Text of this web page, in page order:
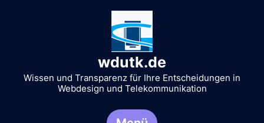
wdutk.de
Wissen und Transparenz für Ihre Entscheidungen in
Webdesign und Telekommunikation